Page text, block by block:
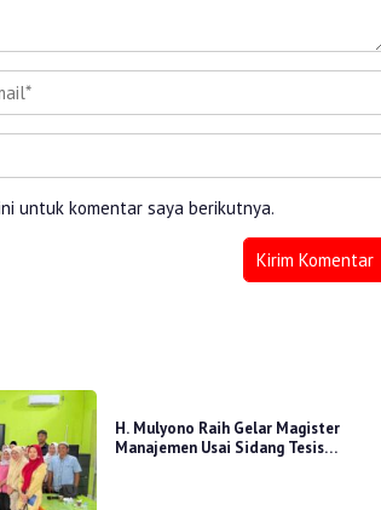
untuk komentar saya berikutnya.
H. Mulyono Raih Gelar Magister
Manajemen Usai Sidang Tesis